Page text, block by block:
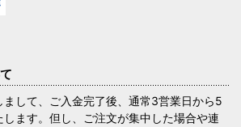
して、ご入金完了後、通常3営業日から5
ます。但し、ご注文が集中した場合や連